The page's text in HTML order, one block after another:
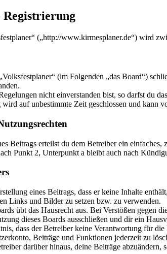
Registrierung
(„http://www.kirmesplaner.de“) wird
(im Folgenden „das Board“)
nicht einverstanden bist, so darfst du
auf unbestimmte Zeit geschlossen und kann
Beitrags erteilst du dem Betreiber ein
Punkt 2, Unterpunkt a bleibt auch nach
eines Beitrags, dass er keine Inhalte
Links und Bilder zu setzen bzw. zu verwenden.
übt das Hausrecht aus. Bei Verstößen gegen
dieses Boards ausschließen und dir ein
dass der Betreiber keine Verantwortung für
Beiträge und Funktionen jederzeit zu
darüber hinaus, deine Beiträge